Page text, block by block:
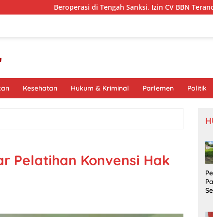
di Tengah Sanksi, Izin CV BBN Terancam Dicabut
Kesehatan Hukum & Kriminal Parlemen Politik
Pelatihan Konvensi Hak